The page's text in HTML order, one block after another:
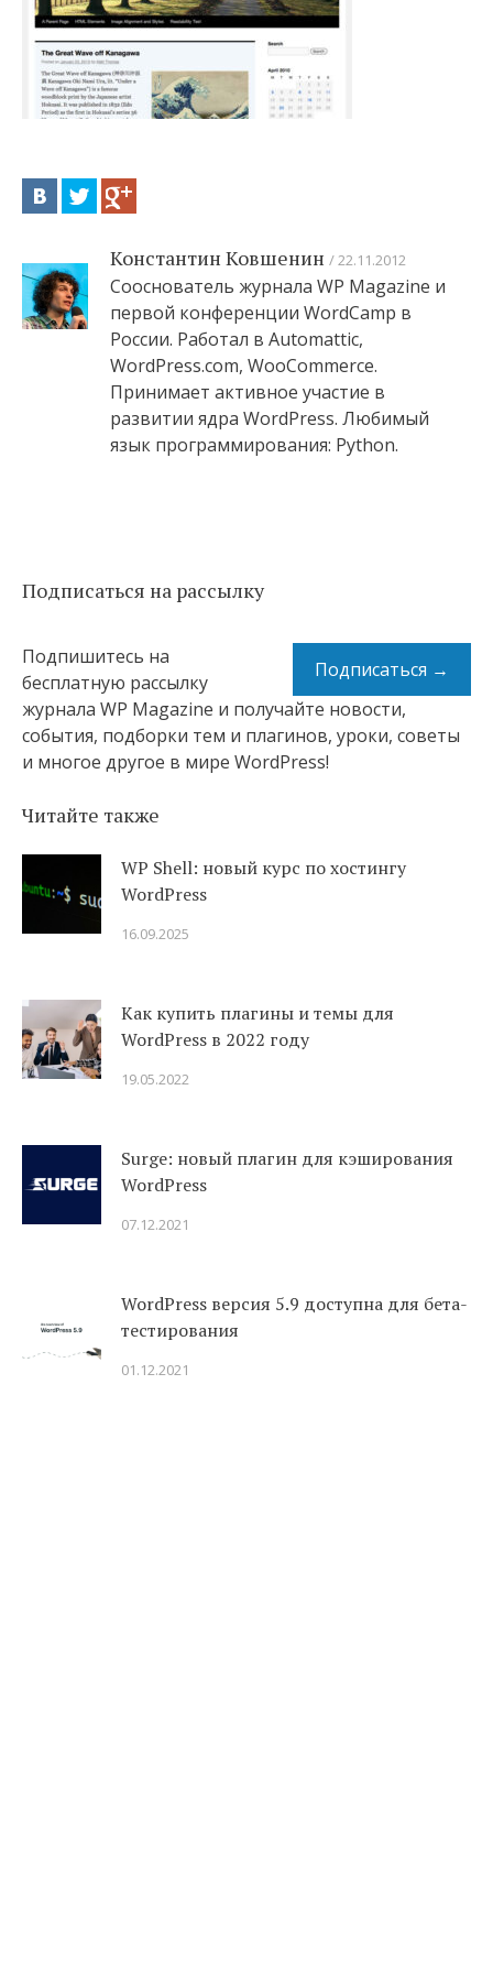
Константин Ковшенин 22.11.2012
Сооснователь журнала WP Magazine и
первой конференции WordCamp в
России. Работал в Automattic,
WordPress.com, WooCommerce.
Принимает активное участие в
развитии ядра WordPress. Любимый
язык программирования: Python.
Подписаться на рассылку
Подписаться →
Подпишитесь на
бесплатную рассылку
журнала WP Magazine и получайте новости,
события, подборки тем и плагинов, уроки, советы
и многое другое в мире WordPress!
Читайте также
WP Shell: новый курс по хостингу
WordPress
16.09.2025
Как купить плагины и темы для
WordPress в 2022 году
19.05.2022
Surge: новый плагин для кэширования
WordPress
07.12.2021
WordPress версия 5.9 доступна для бета-
тестирования
01.12.2021